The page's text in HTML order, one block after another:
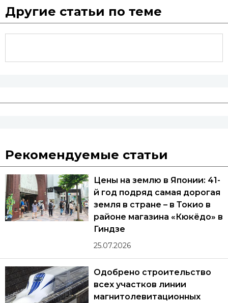
Другие статьи по теме
Рекомендуемые статьи
Цены на землю в Японии: 41-
й год подряд самая дорогая
земля в стране – в Токио в
районе магазина «Кюкёдо» в
Гиндзе
25.07.2026
Одобрено строительство
всех участков линии
магнитолевитационных